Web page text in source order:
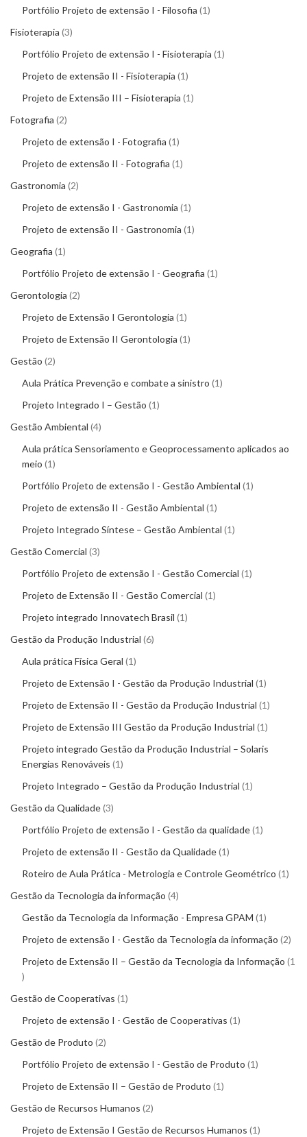
Portfólio Projeto de extensão I - Filosofia 1
Fisioterapia 3
Portfólio Projeto de extensão I - Fisioterapia 1
Projeto de extensão II - Fisioterapia 1
Projeto de Extensão III – Fisioterapia 1
Fotografia 2
Projeto de extensão I - Fotografia 1
Projeto de extensão II - Fotografia 1
Gastronomia 2
Projeto de extensão I - Gastronomia 1
Projeto de extensão II - Gastronomia 1
Geografia 1
Portfólio Projeto de extensão I - Geografia 1
Gerontologia 2
Projeto de Extensão I Gerontologia 1
Projeto de Extensão II Gerontologia 1
Gestão 2
Aula Prática Prevenção e combate a sinistro 1
Projeto Integrado I – Gestão 1
Gestão Ambiental 4
Aula prática Sensoriamento e Geoprocessamento aplicados ao
meio 1
Portfólio Projeto de extensão I - Gestão Ambiental 1
Projeto de extensão II - Gestão Ambiental 1
Projeto Integrado Síntese – Gestão Ambiental 1
Gestão Comercial 3
Portfólio Projeto de extensão I - Gestão Comercial 1
Projeto de Extensão II - Gestão Comercial 1
Projeto integrado Innovatech Brasil 1
Gestão da Produção Industrial 6
Aula prática Física Geral 1
Projeto de Extensão I - Gestão da Produção Industrial 1
Projeto de Extensão II - Gestão da Produção Industrial 1
Projeto de Extensão III Gestão da Produção Industrial 1
Projeto integrado Gestão da Produção Industrial – Solaris
Energias Renováveis 1
Projeto Integrado – Gestão da Produção Industrial 1
Gestão da Qualidade 3
Portfólio Projeto de extensão I - Gestão da qualidade 1
Projeto de extensão II - Gestão da Qualidade 1
Roteiro de Aula Prática - Metrologia e Controle Geométrico 1
Gestão da Tecnologia da informação 4
Gestão da Tecnologia da Informação - Empresa GPAM 1
Projeto de extensão I - Gestão da Tecnologia da informação 2
Projeto de Extensão II – Gestão da Tecnologia da Informação 1
Gestão de Cooperativas 1
Projeto de extensão I - Gestão de Cooperativas 1
Gestão de Produto 2
Portfólio Projeto de extensão I - Gestão de Produto 1
Projeto de Extensão II – Gestão de Produto 1
Gestão de Recursos Humanos 2
Projeto de Extensão I Gestão de Recursos Humanos 1